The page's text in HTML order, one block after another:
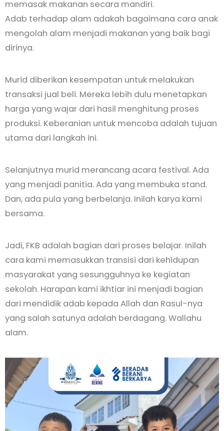
memasak makanan secara mandiri.
Adab terhadap alam adakah bagaimana cara anak
mengolah alam menjadi makanan yang baik bagi
dirinya.
Murid diberikan kesempatan untuk melakukan
transaksi jual beli. Mereka lebih dulu menetapkan
harga yang wajar dari hasil menghitung proses
produksi. Keberanian untuk mencoba adalah tujuan
utama dari langkah ini.
Selanjutnya murid merancang acara festival. Ada
yang menjadi panitia. Ada yang membuka stand.
Dan, ada pula yang berbelanja. Inilah karya kami
bersama.
Jadi, FKB adalah bagian dari proses belajar. Inilah
cara kami memasukkan transisi dari kehidupan
masyarakat yang sesungguhnya ke kegiatan
sekolah. Harapan kami ikhtiar ini menjadi bagian
dari mendidik adab kepada Allah dan Rasul-nya
yang salah satunya adalah berdagang. Wallahu
alam.